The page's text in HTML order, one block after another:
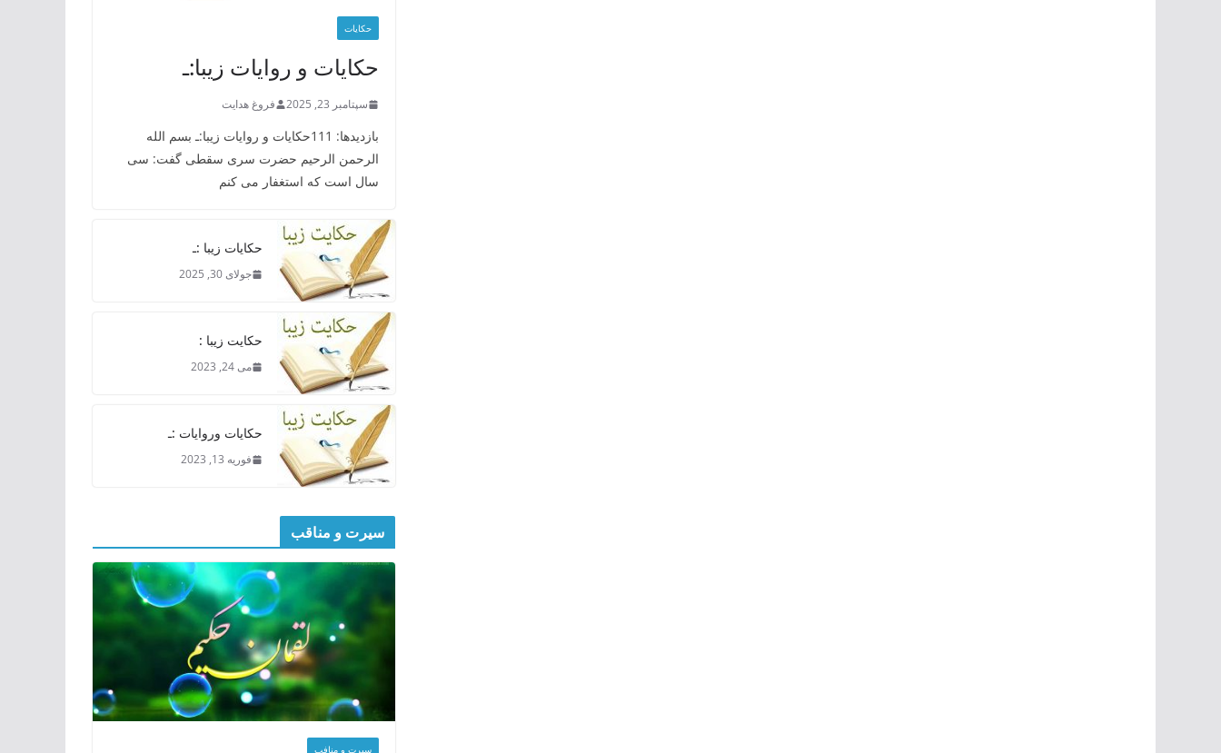
حکایات
حکایات و روایات زیبا:ـ
سپتامبر 23, 2025 فروغ هدایت
بازدیدها: 111حکایات و روایات زیبا:ـ بسم الله
الرحمن الرحیم حضرت سری سقطی گفت: سی
سال است که استغفار می کنم
حکایات زیبا :ـ
جولای 30, 2025
حکایت زیبا :
می 24, 2023
حکایات وروایات :ـ
فوریه 13, 2023
سیرت و مناقب
سیرت و منافب